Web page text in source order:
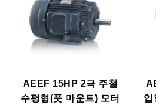
AEEF 15HP 2극 주철
수평형(풋 마운트) 모터
입